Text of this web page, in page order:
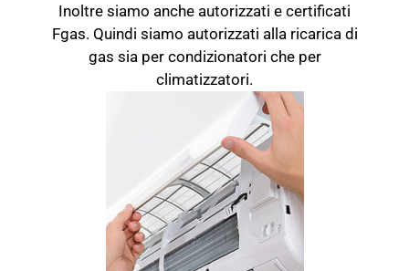
Inoltre siamo anche autorizzati e certificati
Fgas. Quindi siamo autorizzati alla ricarica di
gas sia per condizionatori che per
climatizzatori.